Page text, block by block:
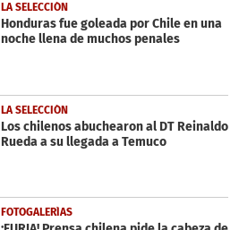
LA SELECCIÓN
Honduras fue goleada por Chile en una
noche llena de muchos penales
LA SELECCIÓN
Los chilenos abuchearon al DT Reinaldo
Rueda a su llegada a Temuco
FOTOGALERÍAS